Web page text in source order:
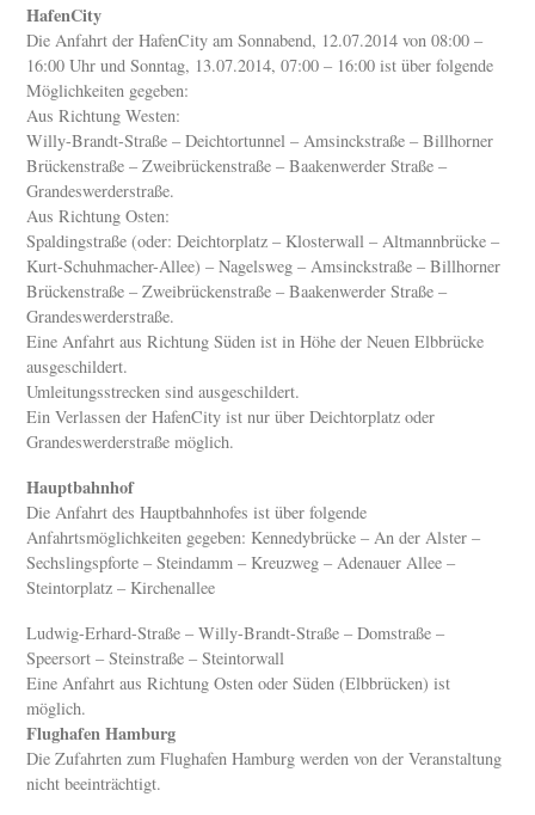
HafenCity
Die Anfahrt der HafenCity am Sonnabend, 12.07.2014 von 08:00 –
16:00 Uhr und Sonntag, 13.07.2014, 07:00 – 16:00 ist über folgende
Möglichkeiten gegeben:
Aus Richtung Westen:
Willy-Brandt-Straße – Deichtortunnel – Amsinckstraße – Billhorner
Brückenstraße – Zweibrückenstraße – Baakenwerder Straße –
Grandeswerderstraße.
Aus Richtung Osten:
Spaldingstraße (oder: Deichtorplatz – Klosterwall – Altmannbrücke –
Kurt-Schuhmacher-Allee) – Nagelsweg – Amsinckstraße – Billhorner
Brückenstraße – Zweibrückenstraße – Baakenwerder Straße –
Grandeswerderstraße.
Eine Anfahrt aus Richtung Süden ist in Höhe der Neuen Elbbrücke
ausgeschildert.
Umleitungsstrecken sind ausgeschildert.
Ein Verlassen der HafenCity ist nur über Deichtorplatz oder
Grandeswerderstraße möglich.
Hauptbahnhof
Die Anfahrt des Hauptbahnhofes ist über folgende
Anfahrtsmöglichkeiten gegeben: Kennedybrücke – An der Alster –
Sechslingspforte – Steindamm – Kreuzweg – Adenauer Allee –
Steintorplatz – Kirchenallee
Ludwig-Erhard-Straße – Willy-Brandt-Straße – Domstraße –
Speersort – Steinstraße – Steintorwall
Eine Anfahrt aus Richtung Osten oder Süden (Elbbrücken) ist
möglich.
Flughafen Hamburg
Die Zufahrten zum Flughafen Hamburg werden von der Veranstaltung
nicht beeinträchtigt.